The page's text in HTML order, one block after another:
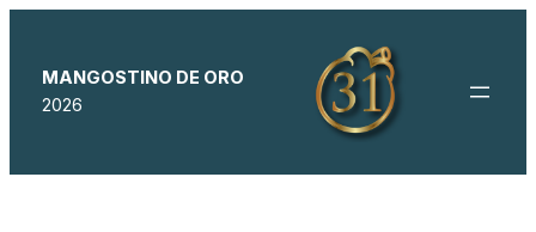
MANGOSTINO DE ORO
2026